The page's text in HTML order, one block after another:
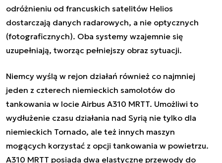
odróżnieniu od francuskich satelitów Helios
dostarczają danych radarowych, a nie optycznych
(fotograficznych). Oba systemy wzajemnie się
uzupełniają, tworząc pełniejszy obraz sytuacji.
Niemcy wyślą w rejon działań również co najmniej
jeden z czterech niemieckich samolotów do
tankowania w locie Airbus A310 MRTT. Umożliwi to
wydłużenie czasu działania nad Syrią nie tylko dla
niemieckich Tornado, ale też innych maszyn
mogących korzystać z opcji tankowania w powietrzu.
A310 MRTT posiada dwa elastyczne przewody do